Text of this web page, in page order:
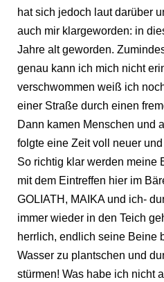
hat sich jedoch laut darüber
auch mir klargeworden: in
Jahre alt geworden.
genau kann ich mich nicht
verschwommen weiß ich
einer Straße durch einen
Dann kamen Menschen und
folgte eine Zeit voll neuer
So richtig klar werden meine
mit dem Eintreffen hier im
GOLIATH, MAIKA und ich-
immer wieder in den Teich
herrlich, endlich seine Beine
Wasser zu plantschen und
stürmen! Was habe ich nicht